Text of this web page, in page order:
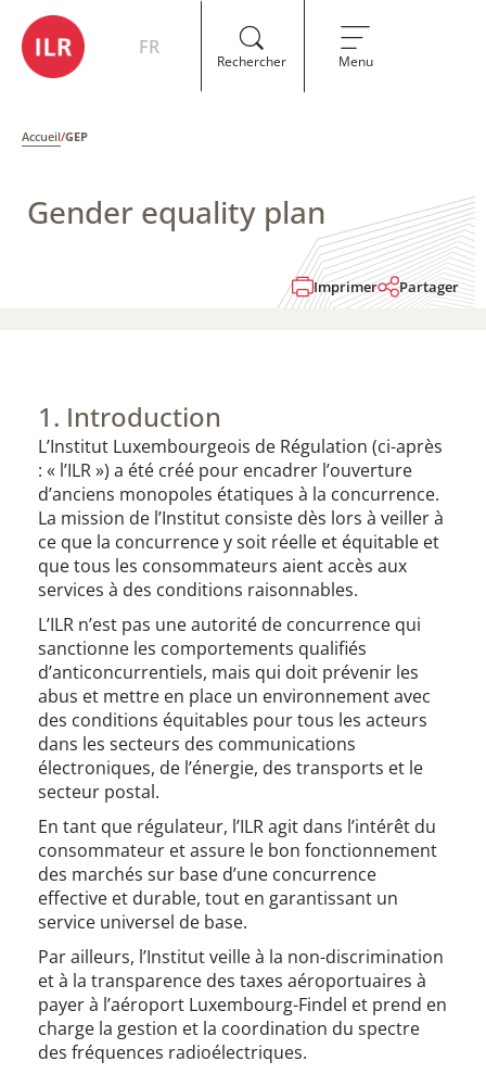
FR
Rechercher Menu
Accueil/GEP
Gender equality plan
Imprimer Partager
1. Introduction​​
L’Institut Luxembourgeois de Régulation (ci-après
: « l’ILR ») a été créé pour encadrer l’ouverture
d’anciens monopoles étatiques à la concurrence.
La mission de l’Institut consiste dès lors à veiller à
ce que la concurrence y soit réelle et équitable et
que tous les consommateurs aient accès aux
services à des conditions raisonnables.
L’ILR n’est pas une autorité de concurrence qui
sanctionne les comportements qualifiés
d’anticoncurrentiels, mais qui doit prévenir les
abus et mettre en place un environnement avec
des conditions équitables pour tous les acteurs
dans les secteurs des communications
électroniques, de l’énergie, des transports et le
secteur postal.
En tant que régulateur, l’ILR agit dans l’intérêt du
consommateur et assure le bon fonctionnement
des marchés sur base d’une concurrence
effective et durable, tout en garantissant un
service universel de base.
Par ailleurs, l’Institut veille à la non-discrimination
et à la transparence des taxes aéroportuaires à
payer à l’aéroport Luxembourg-Findel et prend en
charge la gestion et la coordination du spectre
des fréquences radioélectriques.